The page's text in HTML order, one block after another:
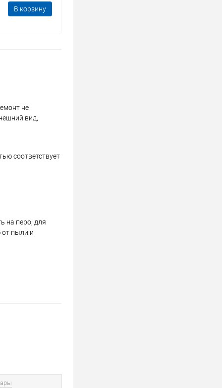
В корзину
не
вид,
соответствует
на перо, для
от пыли и